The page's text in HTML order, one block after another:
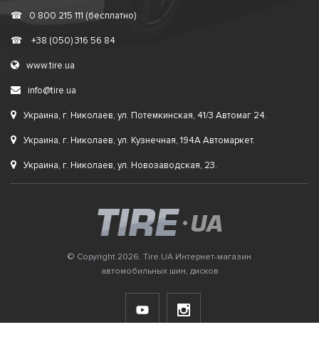
☎ 0 800 215 111 (бесплатно)
☎ +38 (050) 316 56 84
www.tire.ua
info@tire.ua
Украина, г. Николаев, ул. Потемкинская, 41/3 Автомаг 24.
Украина, г. Николаев, ул. Кузнечная, 194А Автомаркет.
Украина, г. Николаев, ул. Новозаводская, 23.
© Copyright 2026. Tire.UA Интернет-магазин
автомобильных шин, дисков